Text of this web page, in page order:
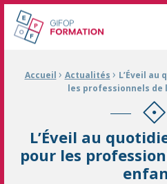
GIFOP Formation Centre de
Fil d'Ariane :
Accueil › Actualités › L’Éveil
les professionnels
L’Éveil au
pour les